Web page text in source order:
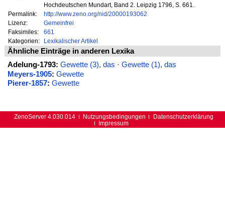
Hochdeutschen Mundart, Band 2. Leipzig 1796, S. 661.
Permalink:
http://www.zeno.org/nid/20000193062
Lizenz:
Gemeinfrei
Faksimiles:
661
Kategorien:
Lexikalischer Artikel
Ähnliche Einträge in anderen Lexika
Adelung-1793: Gewette (3), das · Gewette (1), das
Meyers-1905: Gewette
Pierer-1857: Gewette
ZenoServer 4.030.014 Nutzungsbedingungen
Datenschutzerklärung
Impressum